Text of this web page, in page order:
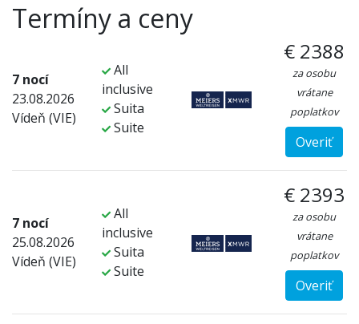
Termíny a ceny
7 nocí
23.08.2026
Vídeň (VIE)
All
inclusive
Suita
Suite
€ 2388
za osobu
vrátane
poplatkov
Overiť
7 nocí
25.08.2026
Vídeň (VIE)
All
inclusive
Suita
Suite
€ 2393
za osobu
vrátane
poplatkov
Overiť